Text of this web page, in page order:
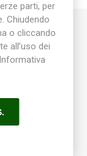
particolarmente
parti, per
Chiudendo
o cliccando
all’uso dei